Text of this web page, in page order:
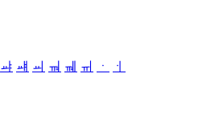
ㆇ ㆈ ㆉ ㆊ ㆋ ㆌ ㆍ
ㆎ